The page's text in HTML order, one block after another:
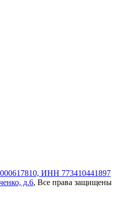
ИНН 773410441897
д.6, Все права защищены